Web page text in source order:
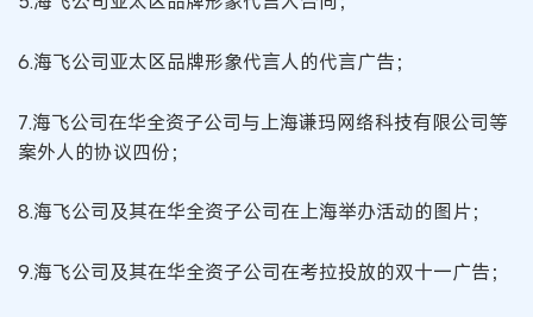
6.海飞公司亚太区品牌形象代言人的代言广告；
7.海飞公司在华全资子公司与上海谦玛网络科技有限公司等
案外人的协议四份；
8.海飞公司及其在华全资子公司在上海举办活动的图片；
9.海飞公司及其在华全资子公司在考拉投放的双十一广告；